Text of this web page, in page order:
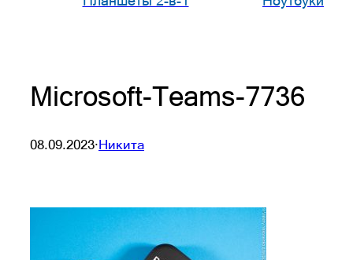
Microsoft-Teams-7736
08.09.2023·Никита